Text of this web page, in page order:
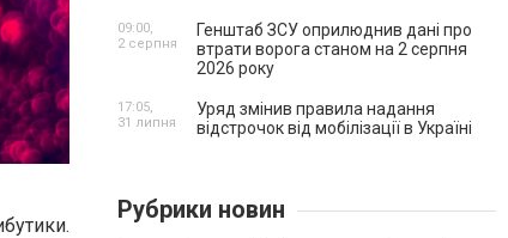
Генштаб ЗСУ оприлюднив дані про
втрати ворога станом на 2 серпня
2026 року
09:00,
2 серпня
Уряд змінив правила надання
відстрочок від мобілізації в Україні
17:05,
31 липня
Рубрики новин